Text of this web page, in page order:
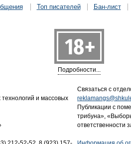
Топ писателей Бан-лист
Подробности...
и массовых
Связаться с
Публикации с
трибуна»,
ответственности